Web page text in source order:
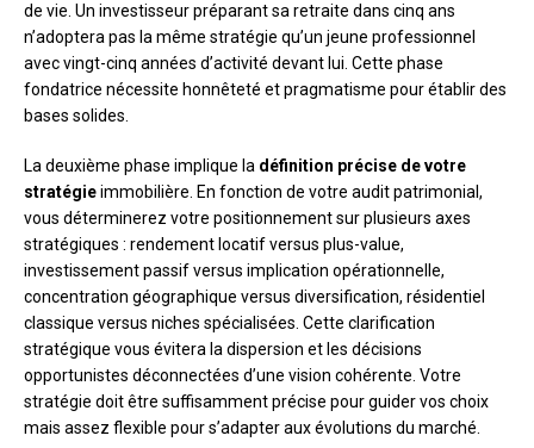
de vie. Un investisseur préparant sa retraite dans cinq ans
n’adoptera pas la même stratégie qu’un jeune professionnel
avec vingt-cinq années d’activité devant lui. Cette phase
fondatrice nécessite honnêteté et pragmatisme pour établir des
bases solides.
La deuxième phase implique la définition précise de votre
stratégieimmobilière. En fonction de votre audit patrimonial,
vous déterminerez votre positionnement sur plusieurs axes
stratégiques : rendement locatif versus plus-value,
investissement passif versus implication opérationnelle,
concentration géographique versus diversification, résidentiel
classique versus niches spécialisées. Cette clarification
stratégique vous évitera la dispersion et les décisions
opportunistes déconnectées d’une vision cohérente. Votre
stratégie doit être suffisamment précise pour guider vos choix
mais assez flexible pour s’adapter aux évolutions du marché.